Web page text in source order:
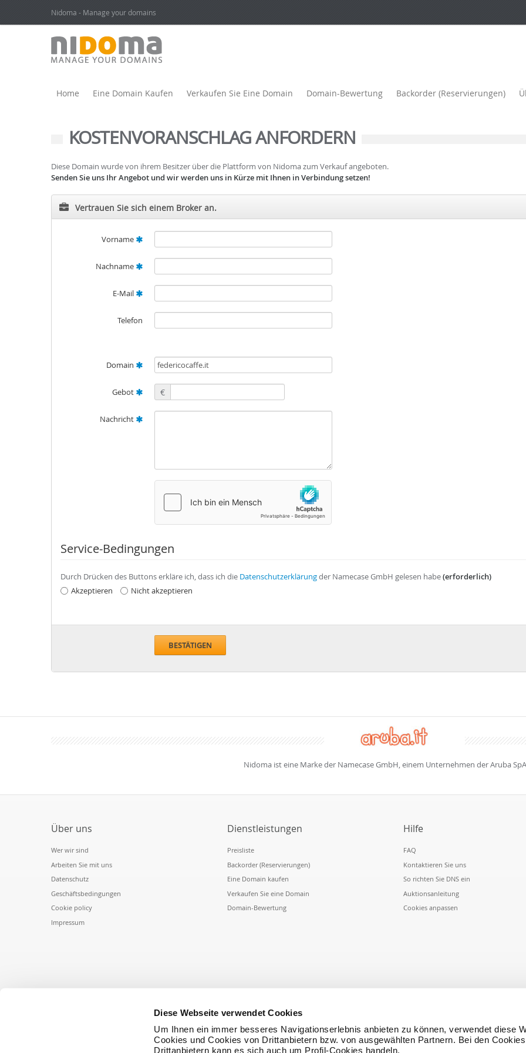
Diese Webseite verwendet Cookies
Um Ihnen ein immer besseres Navigationserlebnis anbieten zu können, verwendet diese
Cookies und Cookies von Drittanbietern bzw. von ausgewählten Partnern. Bei den
Drittanbietern kann es sich auch um Profil-Cookies handeln.
Nidoma - Manage your domains
Home Eine Domain Kaufen Verkaufen Sie Eine Domain Domain-Bewertung Backorder (Reservierungen)
KOSTENVORANSCHLAG ANFORDERN
Diese Domain wurde von ihrem Besitzer über die Plattform von Nidoma zum Verkauf angeboten.
Senden Sie uns Ihr Angebot und wir werden uns in Kürze mit Ihnen in Verbindung setzen!
Vertrauen Sie sich einem Broker an.
Vorname
Nachname
E-Mail
Telefon
Domain
Gebot €
Nachricht
Service-Bedingungen
Durch Drücken des Buttons erkläre ich, dass ich die Datenschutzerklärungder Namecase GmbH gelesen habe(erforderlich)
Akzeptieren
Nicht akzeptieren
BESTÄTIGEN
Nidoma ist eine Marke der Namecase GmbH, einem Unternehmen der Aruba
Über uns
Wer wir sind
Arbeiten Sie mit uns
Datenschutz
Geschäftsbedingungen
Cookie policy
Impressum
Dienstleistungen
Preisliste
Backorder (Reservierungen)
Eine Domain kaufen
Verkaufen Sie eine Domain
Domain-Bewertung
Hilfe
FAQ
Kontaktieren Sie uns
So richten Sie DNS ein
Auktionsanleitung
Cookies anpassen